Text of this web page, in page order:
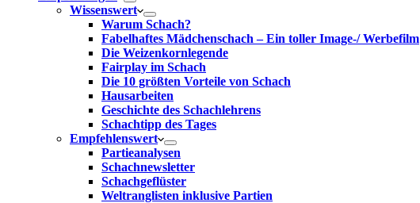
Wissenswert
Warum Schach?
Fabelhaftes Mädchenschach – Ein toller Image-/ Werbefilm
Die Weizenkornlegende
Fairplay im Schach
Die 10 größten Vorteile von Schach‎
Hausarbeiten
Geschichte des Schachlehrens
Schachtipp des Tages
Empfehlenswert
Partieanalysen
Schachnewsletter
Schachgeflüster
Weltranglisten inklusive Partien